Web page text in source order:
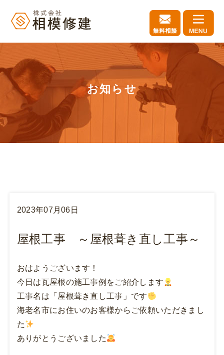
お知らせ
2023年07月06日
屋根工事 ～屋根葺き直し工事～
おはようございます！
今日は瓦屋根の施工事例をご紹介します
工事名は「屋根葺き直し工事」です
海老名市にお住いのお客様からご依頼いただきまし
た
ありがとうございました